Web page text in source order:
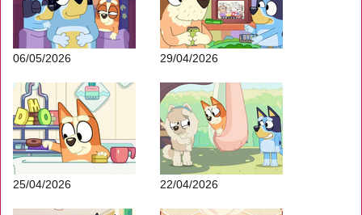
06/05/2026 29/04/2026
25/04/2026 22/04/2026